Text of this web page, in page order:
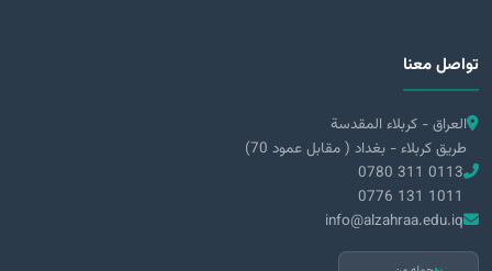
تواصل معنا
العراق - كربلاء المقدسة
طريق كربلاء - بغداد ( مقابل عمود 70)
0780 311 0113
0776 131 1011
info@alzahraa.edu.iq